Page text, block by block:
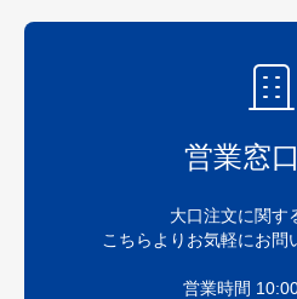
営業窓
大口注文に関す
こちらよりお気軽にお問
営業時間